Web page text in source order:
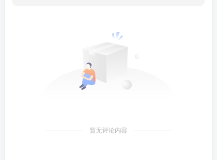
暂无评论内容